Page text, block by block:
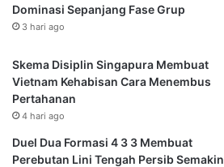
Dominasi Sepanjang Fase Grup
3 hari ago
Skema Disiplin Singapura Membuat
Vietnam Kehabisan Cara Menembus
Pertahanan
4 hari ago
Duel Dua Formasi 4 3 3 Membuat
Perebutan Lini Tengah Persib Semakin